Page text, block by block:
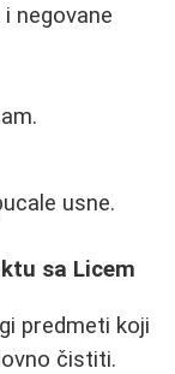
negovane
usne.
sa Licem
predmeti koji
čistiti.